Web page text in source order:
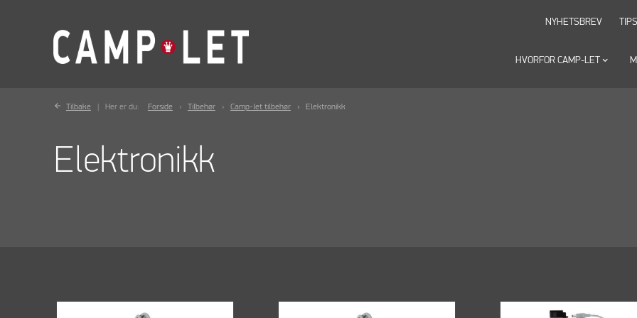
HVORFOR CAMP-LETkeyboard_arrow_down
NYHETSBREV
Tilbake Her er du: Forside Tilbehør Camp-let tilbehør Elektronikk
Elektronikk